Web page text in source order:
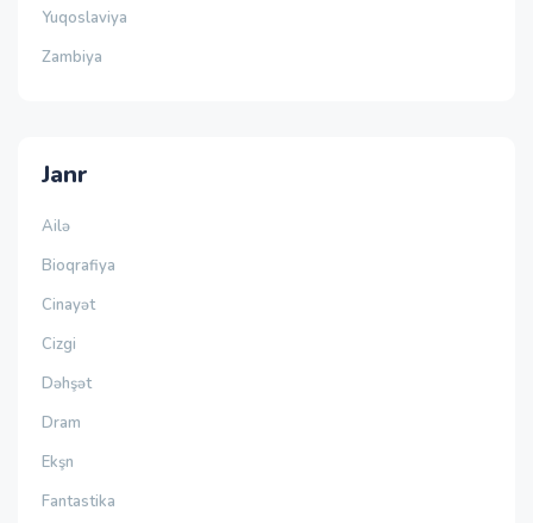
Yuqoslaviya
Zambiya
Janr
Ailə
Bioqrafiya
Cinayət
Cizgi
Dəhşət
Dram
Ekşn
Fantastika